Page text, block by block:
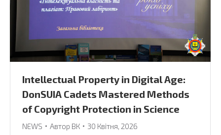
Intellectual Property in Digital Age:
DonSUIA Cadets Mastered Methods
of Copyright Protection in Science
NEWS Автор ВК 30 Квітня, 2026